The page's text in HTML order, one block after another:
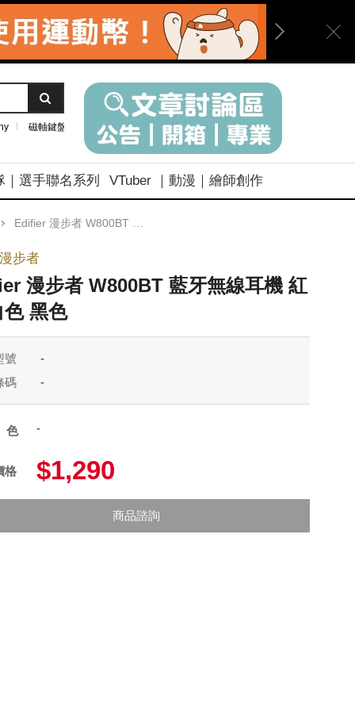
磁軸鍵盤
｜選手聯名系列 VTuber ｜動漫｜繪師創作
Edifier 漫步者 W800BT 藍牙無線耳機 紅色 白色 黑色
步者
漫步者 W800BT 藍牙無線耳機 紅
色 黑色
號
-
碼
-
色
-
格 $1,290
商品諮詢